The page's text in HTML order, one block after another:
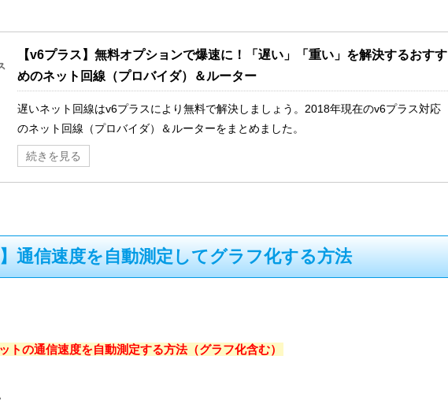
【v6プラス】無料オプションで爆速に！「遅い」「重い」を解決するおすす
めのネット回線（プロバイダ）＆ルーター
遅いネット回線はv6プラスにより無料で解決しましょう。2018年現在のv6プラス対応
のネット回線（プロバイダ）＆ルーターをまとめました。
続きを見る
通信速度を自動測定してグラフ化する方法
トの通信速度を自動測定する方法（グラフ化含む）